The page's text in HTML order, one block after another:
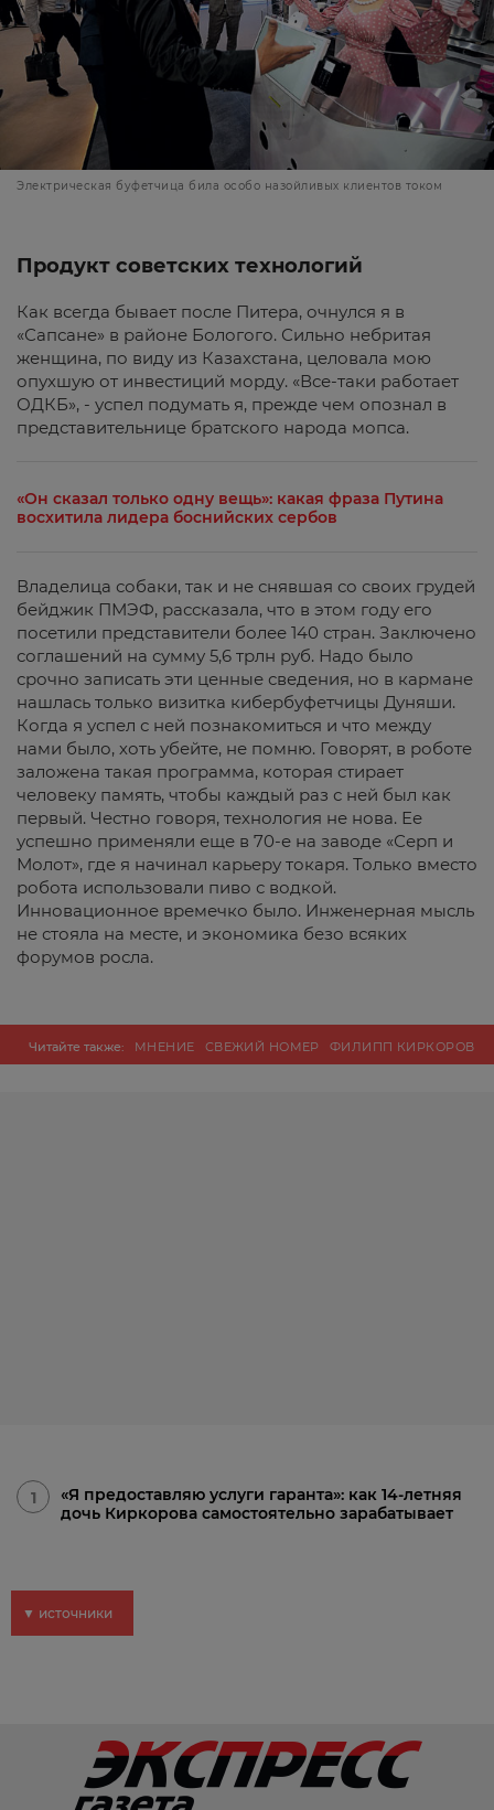
Электрическая буфетчица била особо назойливых клиентов током
Продукт советских технологий
Как всегда бывает после Питера, очнулся я в
«Сапсане» в районе Бологого. Сильно небритая
женщина, по виду из Казахстана, целовала мою
опухшую от инвестиций морду. «Все-таки работает
ОДКБ», - успел подумать я, прежде чем опознал в
представительнице братского народа мопса.
«Он сказал только одну вещь»: какая фраза Путина
восхитила лидера боснийских сербов
Владелица собаки, так и не снявшая со своих грудей
бейджик ПМЭФ, рассказала, что в этом году его
посетили представители более 140 стран. Заключено
соглашений на сумму 5,6 трлн руб. Надо было
срочно записать эти ценные сведения, но в кармане
нашлась только визитка кибербуфетчицы Дуняши.
Когда я успел с ней познакомиться и что между
нами было, хоть убейте, не помню. Говорят, в роботе
заложена такая программа, которая стирает
человеку память, чтобы каждый раз с ней был как
первый. Честно говоря, технология не нова. Ее
успешно применяли еще в 70-е на заводе «Серп и
Молот», где я начинал карьеру токаря. Только вместо
робота использовали пиво с водкой.
Инновационное времечко было. Инженерная мысль
не стояла на месте, и экономика безо всяких
форумов росла.
Читайте также: МНЕНИЕ СВЕЖИЙ НОМЕР
ФИЛИПП КИРКОРОВ
1
«Я предоставляю услуги гаранта»: как 14-летняя
дочь Киркорова самостоятельно зарабатывает
▼ источники